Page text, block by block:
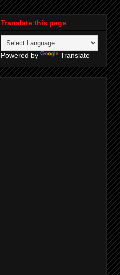
Translate this page
Powered by Translate